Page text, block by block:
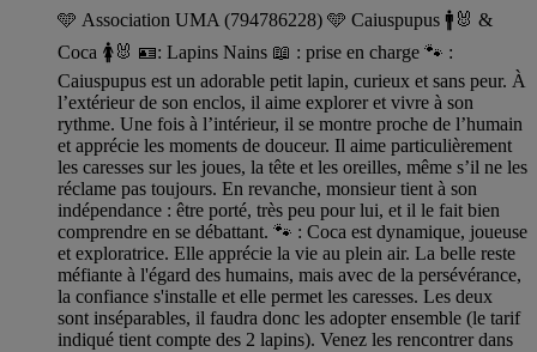
🩵 Association UMA (794786228) 🩵 Caiuspupus 🚹🐰 &
Coca 🚺🐰 🪪: Lapins Nains 📖 : prise en charge 🐾 :
Caiuspupus est un adorable petit lapin, curieux et sans peur. À
l’extérieur de son enclos, il aime explorer et vivre à son
rythme. Une fois à l’intérieur, il se montre proche de l’humain
et apprécie les moments de douceur. Il aime particulièrement
les caresses sur les joues, la tête et les oreilles, même s’il ne les
réclame pas toujours. En revanche, monsieur tient à son
indépendance : être porté, très peu pour lui, et il le fait bien
comprendre en se débattant. 🐾 : Coca est dynamique, joueuse
et exploratrice. Elle apprécie la vie au plein air. La belle reste
méfiante à l'égard des humains, mais avec de la persévérance,
la confiance s'installe et elle permet les caresses. Les deux
sont inséparables, il faudra donc les adopter ensemble (le tarif
indiqué tient compte des 2 lapins). Venez les rencontrer dans